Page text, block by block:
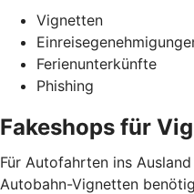
Vignetten
Ferienunterkünfte
Phishing
Fakeshops für
Für Autofahrten ins
Autobahn-Vignetten